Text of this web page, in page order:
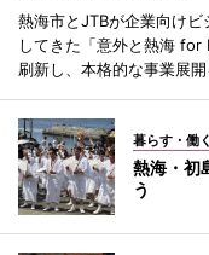
熱海市とJTBが企業向け
してきた「意外と熱海
刷新し、本格的な事業展開
暮らす・働く
熱海・初
う